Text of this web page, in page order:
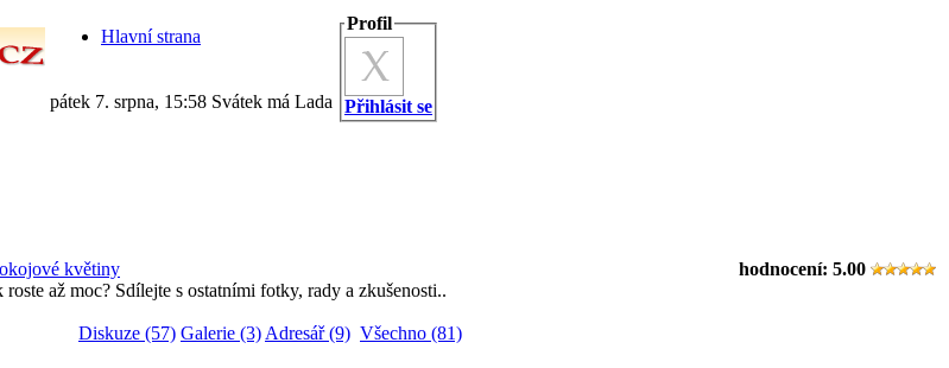
Hlavní strana
pátek 7. srpna, 15:58 Svátek má Lada
Profil
Přihlásit se
hodnocení: 5.00
květiny
roste až moc? Sdílejte s ostatními fotky, rady a zkušenosti..
Diskuze (57) Galerie (3) Adresář (9) Všechno (81)